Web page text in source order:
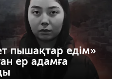
пышақтар едім»
ер адамға